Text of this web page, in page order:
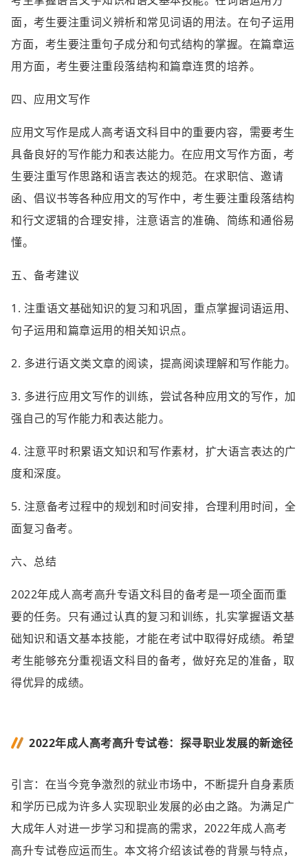
面，考生要注重词义辨析和常见词语的用法。在句子运用
方面，考生要注重句子成分和句式结构的掌握。在篇章运
用方面，考生要注重段落结构和篇章连贯的培养。
四、应用文写作
应用文写作是成人高考语文科目中的重要内容，需要考生
具备良好的写作能力和表达能力。在应用文写作方面，考
生要注重写作思路和语言表达的规范。在求职信、邀请
函、倡议书等各种应用文的写作中，考生要注重段落结构
和行文逻辑的合理安排，注意语言的准确、简练和通俗易
懂。
五、备考建议
1. 注重语文基础知识的复习和巩固，重点掌握词语运用、
句子运用和篇章运用的相关知识点。
2. 多进行语文类文章的阅读，提高阅读理解和写作能力。
3. 多进行应用文写作的训练，尝试各种应用文的写作，加
强自己的写作能力和表达能力。
4. 注意平时积累语文知识和写作素材，扩大语言表达的广
度和深度。
5. 注意备考过程中的规划和时间安排，合理利用时间，全
面复习备考。
六、总结
2022年成人高考高升专语文科目的备考是一项全面而重
要的任务。只有通过认真的复习和训练，扎实掌握语文基
础知识和语文基本技能，才能在考试中取得好成绩。希望
考生能够充分重视语文科目的备考，做好充足的准备，取
得优异的成绩。
2022年成人高考高升专试卷：探寻职业发展的新途径
引言：在当今竞争激烈的就业市场中，不断提升自身素质
和学历已成为许多人实现职业发展的必由之路。为满足广
大成年人对进一步学习和提高的需求，2022年成人高考
高升专试卷应运而生。本文将介绍该试卷的背景与特点，